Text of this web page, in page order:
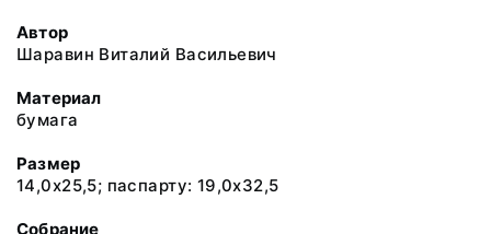
Автор
Шаравин Виталий Васильевич
Материал
бумага
Размер
14,0х25,5; паспарту: 19,0х32,5
Собрание